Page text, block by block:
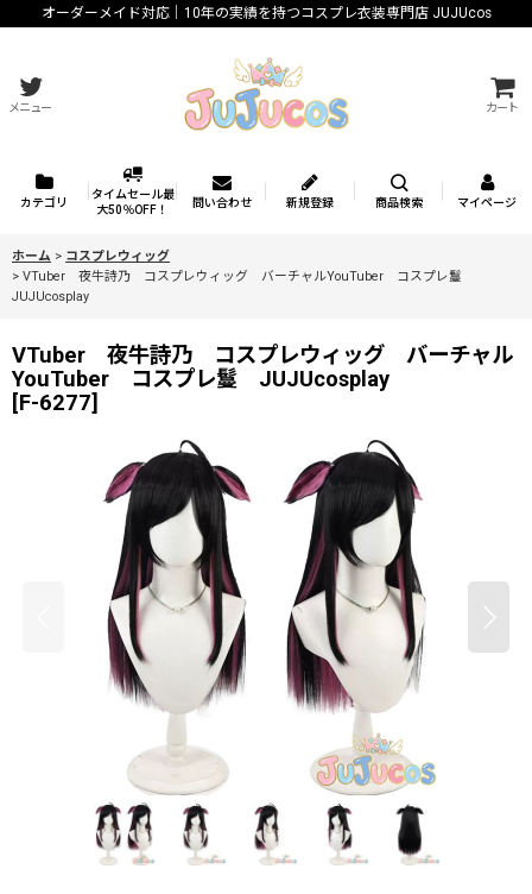
オーダーメイド対応｜10年の実績を持つコスプレ衣装専門店 JUJUcos
メニュー カート
カテゴリ
タイムセール最
大50％OFF！
問い合わせ 新規登録 商品検索 マイページ
ホーム > コスプレウィッグ
> VTuber 夜牛詩乃 コスプレウィッグ バーチャルYouTuber コスプレ鬘
JUJUcosplay
VTuber 夜牛詩乃 コスプレウィッグ バーチャル
YouTuber コスプレ鬘 JUJUcosplay
[F-6277]